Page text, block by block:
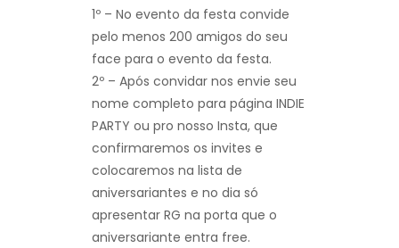
1º – No evento da festa convide
pelo menos 200 amigos do seu
face para o evento da festa.
2º – Após convidar nos envie seu
nome completo para página INDIE
PARTY ou pro nosso Insta, que
confirmaremos os invites e
colocaremos na lista de
aniversariantes e no dia só
apresentar RG na porta que o
aniversariante entra free.